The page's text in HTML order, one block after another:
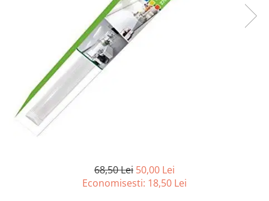
Suruburi, dibluri si accesorii
Mufe si conectori irigare
Panouri si elemente gard
Pavaje si borduri
Programatoare stropire
Sere si solarii
Termometre Meteo
Umbrele si pavilioane gradina
Pentru toate suprafetele
Solutii pentru suprafetele din lemn
Solutii specializate
Solutii profesionale pentru
bucatarie
Solutii professionale pentru
spalatorii auto
68,50 Lei 50,00 Lei
Economisesti: 18,50 Lei